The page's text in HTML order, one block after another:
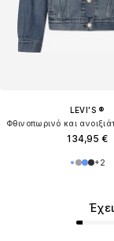
LEVI'S ®
134,95 €
+2